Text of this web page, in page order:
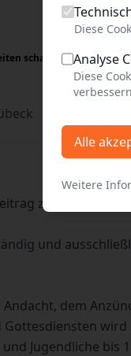
11:00 - 18:00
schauen Sie bitte
zur Erhaltung
und
dem
Jugendliche bis
Diese
Analyse
Diese
Alle
Weitere